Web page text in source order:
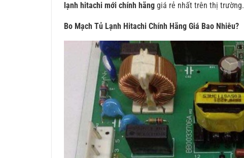
lạnh hitachi mới chính hãng giá rẻ nhất trên thị trường.
Bo Mạch Tủ Lạnh Hitachi Chính Hãng Giá Bao Nhiêu?